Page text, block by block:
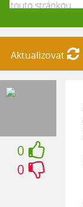
Aktualizovat
0
0